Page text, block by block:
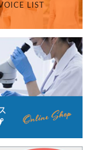
LIST